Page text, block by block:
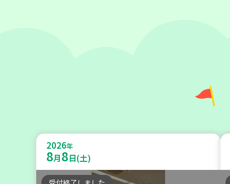
【第3地区本部】涼しい室内で遊ぼ
う♪ 親子で楽しい夏祭り
親子で楽しむ
2026年
8月8日(土)